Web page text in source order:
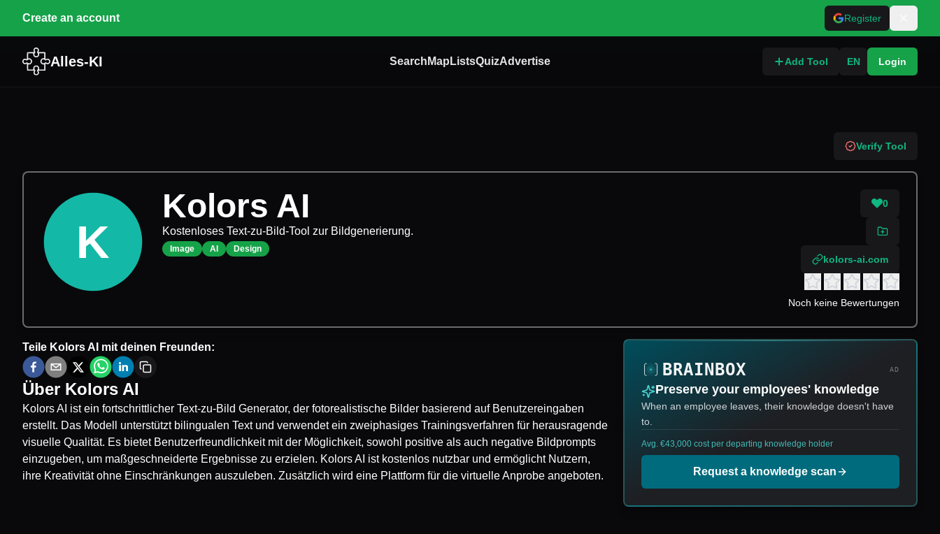
Create an account Register
Alles-KI Search Map ListsQuizAdvertise Add Tool EN Login
Verify Tool
K
Kolors AI
Kostenloses Text-zu-Bild-Tool zur Bildgenerierung.
Image AI Design
0
kolors-ai.com
Noch keine Bewertungen
Teile Kolors AI mit deinen Freunden:
Über Kolors AI
Kolors AI ist ein fortschrittlicher Text-zu-Bild Generator, der fotorealistische Bilder basierend auf Benutzereingaben
erstellt. Das Modell unterstützt bilingualen Text und verwendet ein zweiphasiges Trainingsverfahren für herausragende
visuelle Qualität. Es bietet Benutzerfreundlichkeit mit der Möglichkeit, sowohl positive als auch negative Bildprompts
einzugeben, um maßgeschneiderte Ergebnisse zu erzielen. Kolors AI ist kostenlos nutzbar und ermöglicht Nutzern,
ihre Kreativität ohne Einschränkungen auszuleben. Zusätzlich wird eine Plattform für die virtuelle Anprobe angeboten.
AD
Preserve your employees' knowledge
When an employee leaves, their knowledge doesn't have
to.
Avg. €43,000 cost per departing knowledge holder
Request a knowledge scan